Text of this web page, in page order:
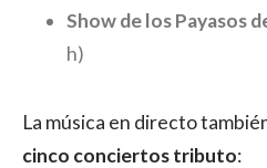
Show de los Payasos
h)
La música en directo
cinco conciertos tributo: